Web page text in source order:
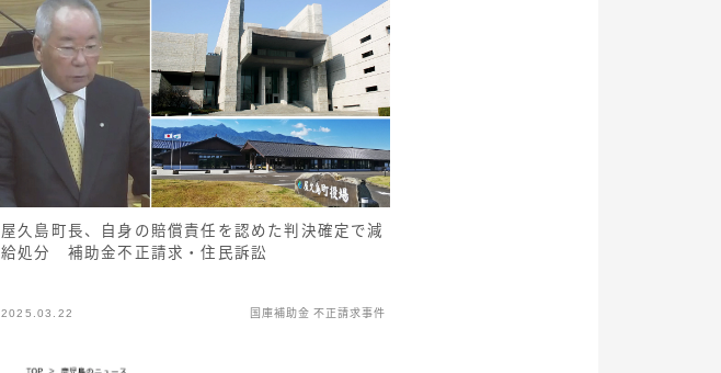
屋久島町長、自身の賠償責任を認めた判決確定で減
給処分 補助金不正請求・住民訴訟
2025.03.22 国庫補助金 不正請求事件